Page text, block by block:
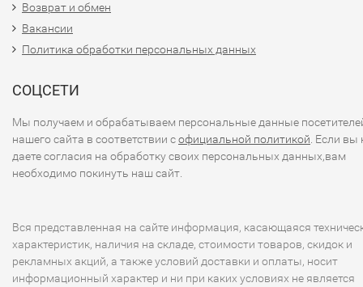
Возврат и обмен
Вакансии
Политика обработки персональных данных
СОЦСЕТИ
Мы получаем и обрабатываем персональные данные
нашего сайта в соответствии софициальной политикой . Если вы
даете согласия на обработку своих персональных данных,вам
необходимо покинуть наш сайт.
Вся представленная на сайте информация, касающаяся
характеристик, наличия на складе, стоимости товаров, скидок и
рекламных акций, а также условий доставки и оплаты, носит
информационный характер и ни при каких условиях не является